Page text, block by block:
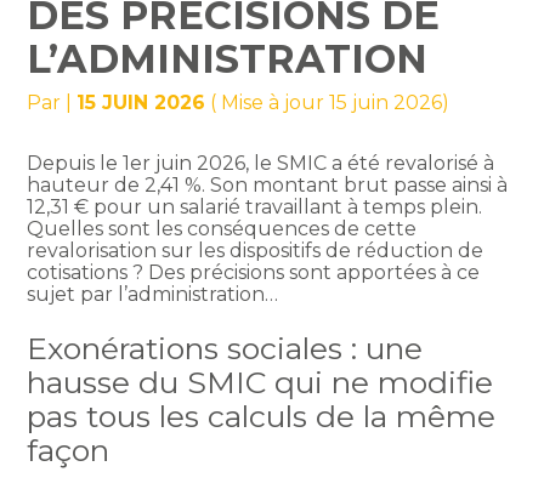
DES PRÉCISIONS DE
L’ADMINISTRATION
Par 15 JUIN 2026 ( Mise à jour 15 juin 2026)
Depuis le 1er juin 2026, le SMIC a été revalorisé à
hauteur de 2,41 %. Son montant brut passe ainsi à
12,31 € pour un salarié travaillant à temps plein.
Quelles sont les conséquences de cette
revalorisation sur les dispositifs de réduction de
cotisations ? Des précisions sont apportées à ce
sujet par l’administration…
Exonérations sociales : une
hausse du SMIC qui ne modifie
pas tous les calculs de la même
façon